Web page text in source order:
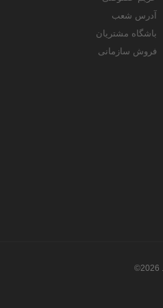
آدرس شعب
باشگاه مشتریان
فروش سازمانی